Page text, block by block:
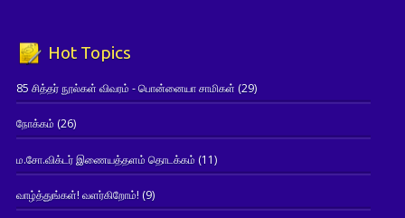
Hot Topics
85 சித்தர் நூல்கள் விவரம் - பொன்னையா சாமிகள் (29)
நோக்கம் (26)
ம.சோ.விக்டர் இணையத்தளம் தொடக்கம் (11)
வாழ்த்துங்கள்! வளர்கிறோம்! (9)